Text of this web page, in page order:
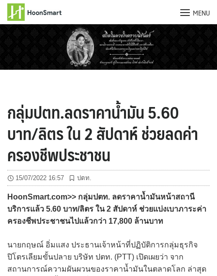
MENU
กลุ่มปตท.ลดราคาน้ำมัน 5.60
บาท/ลิตร ใน 2 สัปดาห์ ช่วยลดค่า
ครองชีพประชาชน
15/07/2022 16:57 ปตท.
HoonSmart.com>> กลุ่มปตท. ลดราคาน้ำมันหน้าสถานี
บริการแล้ว 5.60 บาท/ลิตร ใน 2 สัปดาห์ ช่วยแบ่งเบาภาระค่า
ครองชีพประชาชนไปแล้วกว่า 17,800 ล้านบาท
นายกฤษณ์ อิ่มแสง ประธานเจ้าหน้าที่ปฏิบัติการกลุ่มธุรกิจ
ปิโตรเลียมขั้นปลาย บริษัท ปตท. (PTT) เปิดเผยว่า จาก
สถานการณ์ความผันผวนของราคาน้ำมันในตลาดโลก ล่าสุด